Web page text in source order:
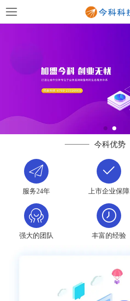
今科优势
服务24年 上市企业保障
强大的团队 丰富的经验